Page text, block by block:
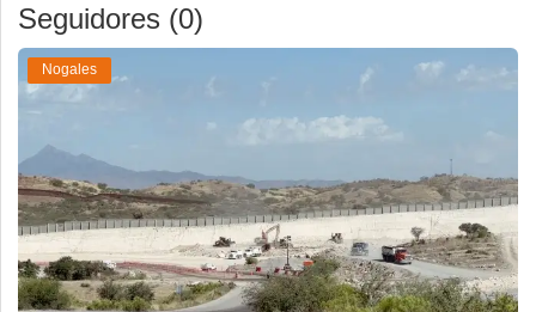
Seguidores (0)
Nogales